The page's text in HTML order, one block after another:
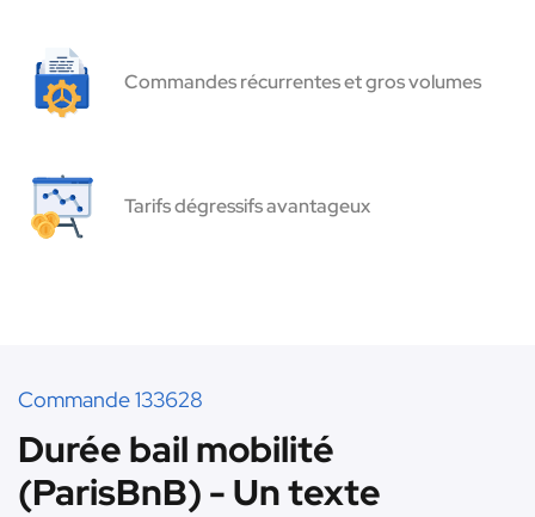
Commandes récurrentes et gros volumes
Tarifs dégressifs avantageux
Commande 133628
Durée bail mobilité
(ParisBnB) - Un texte